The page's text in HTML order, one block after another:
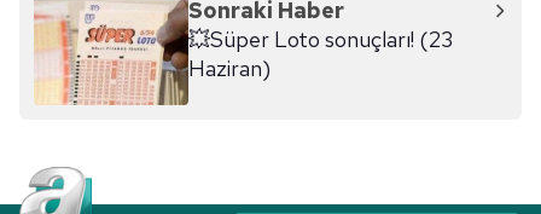
Sonraki Haber
💥Süper Loto sonuçları! (23
Haziran)